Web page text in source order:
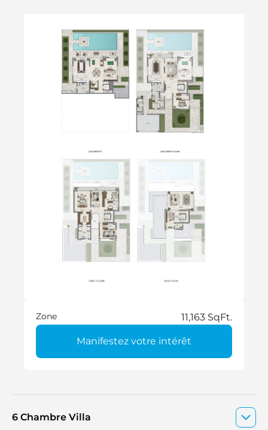
Zone 11,163 SqFt.
Manifestez votre intérêt
6 Chambre Villa